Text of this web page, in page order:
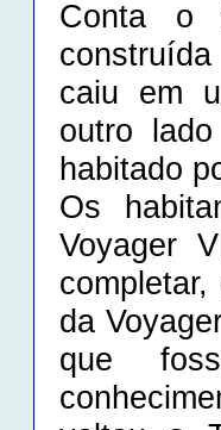
Conta o
caiu em
outro
habitado
Os
Voyager
da
que